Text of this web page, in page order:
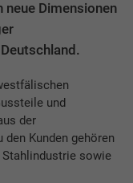
neue Dimensionen
und
der
Kunden gehören
Stahlindustrie sowie